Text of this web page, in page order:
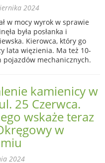
2024
w mocy wyrok w sprawie
była posłanka i
Kierowca, który go
lata więzienia. Ma też 10-
mechanicznych.
kamienicy w
25 Czerwca.
wskaże teraz
w
2024